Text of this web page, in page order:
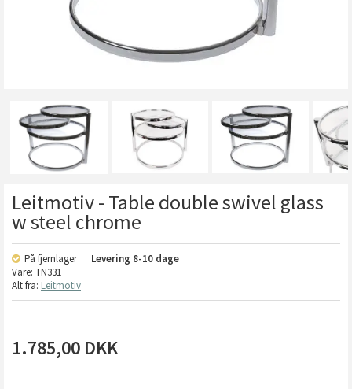
Leitmotiv - Table double swivel glass
w steel chrome
På fjernlager Levering 8-10 dage
Vare: TN331
Alt fra: Leitmotiv
1.785,00 DKK